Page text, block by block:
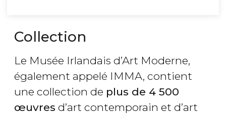
Collection
Le Musée Irlandais d’Art Moderne,
également appelé IMMA, contient
une collection de plus de 4 500
œuvres d’art contemporain et d’art